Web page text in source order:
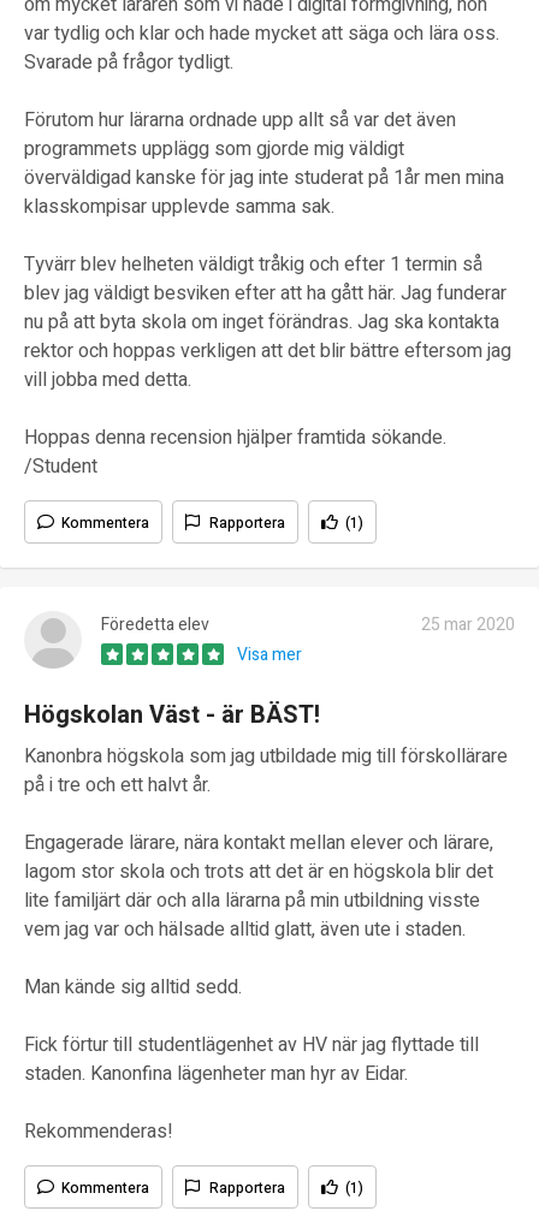
var tydlig och klar och hade mycket att säga och lära oss.
Svarade på frågor tydligt.
Förutom hur lärarna ordnade upp allt så var det även
programmets upplägg som gjorde mig väldigt
överväldigad kanske för jag inte studerat på 1år men mina
klasskompisar upplevde samma sak.
Tyvärr blev helheten väldigt tråkig och efter 1 termin så
blev jag väldigt besviken efter att ha gått här. Jag funderar
nu på att byta skola om inget förändras. Jag ska kontakta
rektor och hoppas verkligen att det blir bättre eftersom jag
vill jobba med detta.
Hoppas denna recension hjälper framtida sökande.
/Student
Kommentera Rapportera (1)
Föredetta elev
25 mar 2020
Visa mer
Högskolan Väst - är BÄST!
Kanonbra högskola som jag utbildade mig till förskollärare
på i tre och ett halvt år.
Engagerade lärare, nära kontakt mellan elever och lärare,
lagom stor skola och trots att det är en högskola blir det
lite familjärt där och alla lärarna på min utbildning visste
vem jag var och hälsade alltid glatt, även ute i staden.
Man kände sig alltid sedd.
Fick förtur till studentlägenhet av HV när jag flyttade till
staden. Kanonfina lägenheter man hyr av Eidar.
Rekommenderas!
Kommentera Rapportera (1)